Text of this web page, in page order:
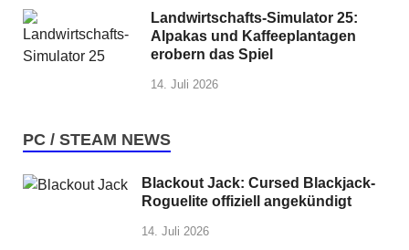
Landwirtschafts-Simulator 25:
Alpakas und Kaffeeplantagen
erobern das Spiel
14. Juli 2026
PC / STEAM NEWS
Blackout Jack: Cursed Blackjack-
Roguelite offiziell angekündigt
14. Juli 2026